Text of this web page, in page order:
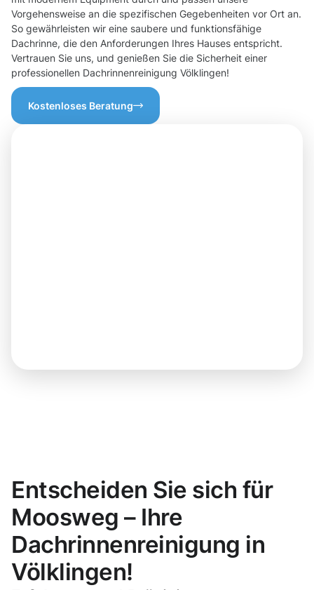
Vorgehensweise an die spezifischen Gegebenheiten vor Ort an.
So gewährleisten wir eine saubere und funktionsfähige
Dachrinne, die den Anforderungen Ihres Hauses entspricht.
Vertrauen Sie uns, und genießen Sie die Sicherheit einer
professionellen Dachrinnenreinigung Völklingen!
Kostenloses Beratung
Entscheiden Sie sich für
Moosweg – Ihre
Dachrinnenreinigung in
Völklingen!